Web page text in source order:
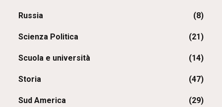
Russia (8)
Scienza Politica (21)
Scuola e università (14)
Storia (47)
Sud America (29)